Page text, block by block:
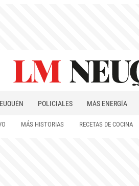
POLICIALES MÁS ENERGÍA
MÁS HISTORIAS RECETAS DE COCINA